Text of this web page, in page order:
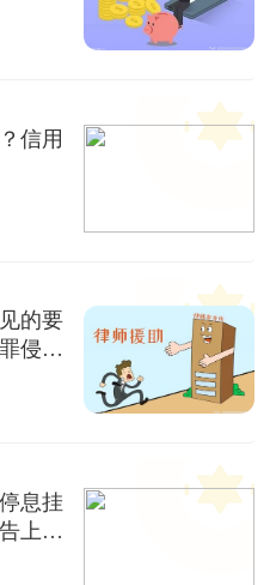
信用
的要
侵犯
息挂
上显